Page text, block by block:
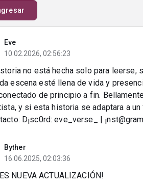
Eve
10.02.2026, 02:56:23
no está hecha solo para leerse,
escena esté llena de vida y
de principio a fin.
y si esta historia se adaptara a
D¡sc0rd: eve_verse_ |
Byther
16.06.2025, 02:03:36
NUEVA ACTUALIZACIÓN!